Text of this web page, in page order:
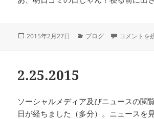
投
2015年2月27日
カ
ブログ 徹夜の決算
コメントを
2.25.2015
ソーシャルメディア及びニュースの閲
日が経ちました（多分）。ニュースを